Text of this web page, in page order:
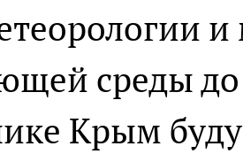
среды до
Крым